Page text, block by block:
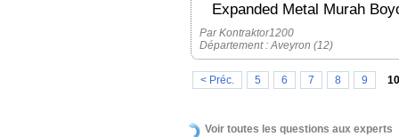
Expanded Metal Murah
Par Kontraktor1200
Département : Aveyron (12)
< Préc. 5 6 7 8 9 10
Voir toutes les questions aux experts